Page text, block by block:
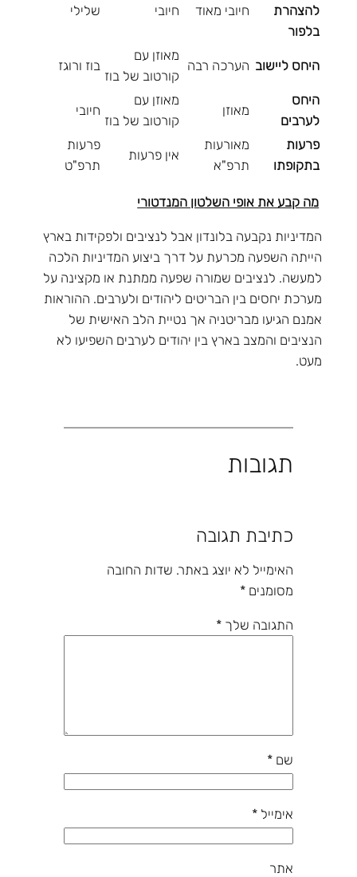
להצהרת
בלפור
חיובי מאוד חיובי שלילי
היחס ליישוב הערכה רבה
מאוזן עם
קורטוב של בוז
בוז ורוגז
היחס
לערבים
מאוזן
מאוזן עם
קורטוב של בוז
חיובי
פרעות
בתקופתו
מאורעות
תרפ"א
אין פרעות
פרעות
תרפ"ט
מה קבע את אופי השלטון המנדטורי
המדיניות נקבעה בלונדון אבל לנציבים ולפקידות בארץ
הייתה השפעה מכרעת על דרך ביצוע המדיניות הלכה
למעשה. לנציבים שמורה שפעה ממתנת או מקצינה על
מערכת יחסים בין הבריטים ליהודים ולערבים. ההוראות
אמנם הגיעו מבריטניה אך נטיית הלב האישית של
הנציבים והמצב בארץ בין יהודים לערבים השפיעו לא
מעט.
תגובות
כתיבת תגובה
האימייל לא יוצג באתר. שדות החובה
מסומנים *
התגובה שלך *
שם *
אימייל *
אתר